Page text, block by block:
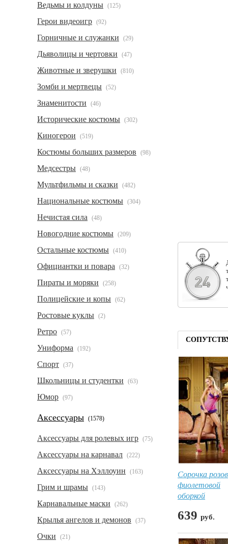
Ведьмы и колдуны (125)
Герои видеоигр (92)
Горничные и служанки (29)
Дьяволицы и чертовки (47)
Животные и зверушки (810)
Зомби и мертвецы (52)
Знаменитости (46)
Исторические костюмы (302)
Киногерои (519)
Костюмы больших размеров (98)
Медсестры (48)
Мультфильмы и сказки (482)
Национальные костюмы (304)
Нечистая сила (48)
Новогодние костюмы (209)
Остальные костюмы (410)
Официантки и повара (32)
Пираты и моряки (258)
Полицейские и копы (62)
Ростовые куклы (2)
Ретро (57)
Униформа (192)
Спорт (37)
Школьницы и студентки (63)
Юмор (97)
Аксессуары (1578)
Аксессуары для ролевых игр (75)
Аксессуары на карнавал (222)
Аксессуары на Хэллоуин (163)
Грим и шрамы (143)
Карнавальные маски (262)
Крылья ангелов и демонов (37)
Очки (21)
Сорочка
фиолетовой
оборкой
639 руб.